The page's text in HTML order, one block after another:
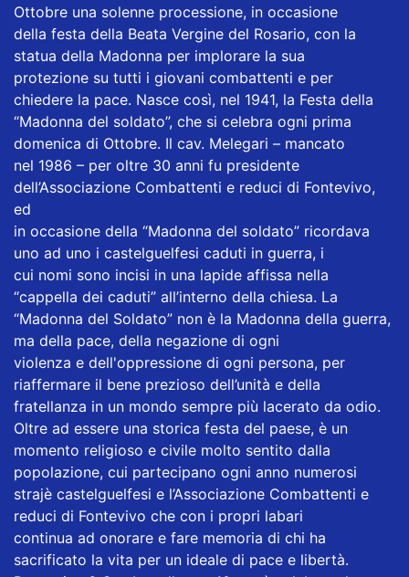
Ottobre una solenne processione, in occasione
della festa della Beata Vergine del Rosario, con la
statua della Madonna per implorare la sua
protezione su tutti i giovani combattenti e per
chiedere la pace. Nasce così, nel 1941, la Festa della
“Madonna del soldato”, che si celebra ogni prima
domenica di Ottobre. Il cav. Melegari – mancato
nel 1986 – per oltre 30 anni fu presidente
dell’Associazione Combattenti e reduci di Fontevivo,
ed
in occasione della “Madonna del soldato” ricordava
uno ad uno i castelguelfesi caduti in guerra, i
cui nomi sono incisi in una lapide affissa nella
“cappella dei caduti” all’interno della chiesa. La
“Madonna del Soldato” non è la Madonna della guerra,
ma della pace, della negazione di ogni
violenza e dell'oppressione di ogni persona, per
riaffermare il bene prezioso dell’unità e della
fratellanza in un mondo sempre più lacerato da odio.
Oltre ad essere una storica festa del paese, è un
momento religioso e civile molto sentito dalla
popolazione, cui partecipano ogni anno numerosi
strajè castelguelfesi e l’Associazione Combattenti e
reduci di Fontevivo che con i propri labari
continua ad onorare e fare memoria di chi ha
sacrificato la vita per un ideale di pace e libertà.